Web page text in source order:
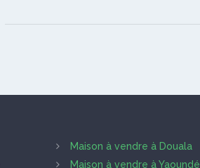
Maison à vendre à Douala
Maison à vendre à Yaoundé